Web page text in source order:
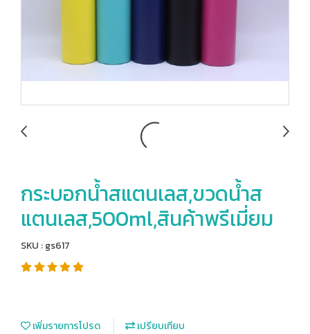
กระบอกน้ำสแตนเลส,ขวดน้ำส
แตนเลส,500ml,สินค้าพรีเมี่ยม
SKU : gs617
เพิ่มรายการโปรด เปรียบเทียบ